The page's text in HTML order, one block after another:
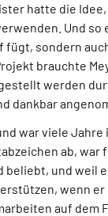
hatte die
Und
sondern
brauchte
werden
dankbar
war viele
ab,
beliebt, und
wenn
auf